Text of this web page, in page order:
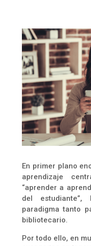
En primer plano
aprendizaje
“aprender a
del
paradigma tanto
bibliotecario.
Por todo ello, en